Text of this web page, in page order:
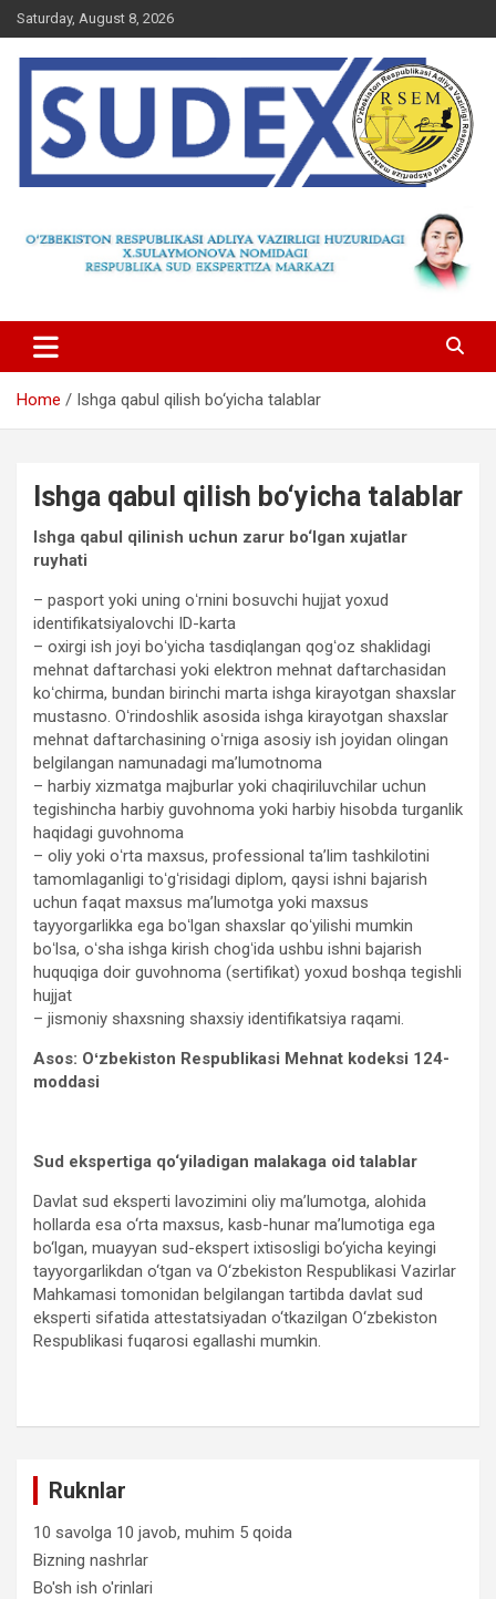
Skip
to
content
Saturday, August 8, 2026
Home Ishga qabul qilish bo‘yicha talablar
Ishga qabul qilish bo‘yicha talablar
Ishga qabul qilinish uchun zarur bo‘lgan xujatlar
ruyhati
– pasport yoki uning oʻrnini bosuvchi hujjat yoxud
identifikatsiyalovchi ID-karta
– oxirgi ish joyi boʻyicha tasdiqlangan qogʻoz shaklidagi
mehnat daftarchasi yoki elektron mehnat daftarchasidan
koʻchirma, bundan birinchi marta ishga kirayotgan shaxslar
mustasno. Oʻrindoshlik asosida ishga kirayotgan shaxslar
mehnat daftarchasining oʻrniga asosiy ish joyidan olingan
belgilangan namunadagi maʼlumotnoma
– harbiy xizmatga majburlar yoki chaqiriluvchilar uchun
tegishincha harbiy guvohnoma yoki harbiy hisobda turganlik
haqidagi guvohnoma
– oliy yoki oʻrta maxsus, professional taʼlim tashkilotini
tamomlaganligi toʻgʻrisidagi diplom, qaysi ishni bajarish
uchun faqat maxsus maʼlumotga yoki maxsus
tayyorgarlikka ega boʻlgan shaxslar qoʻyilishi mumkin
boʻlsa, oʻsha ishga kirish chogʻida ushbu ishni bajarish
huquqiga doir guvohnoma (sertifikat) yoxud boshqa tegishli
hujjat
– jismoniy shaxsning shaxsiy identifikatsiya raqami.
Asos: Oʻzbekiston Respublikasi Mehnat kodeksi 124-
moddasi
Sud ekspertiga qo‘yiladigan malakaga oid talablar
Davlat sud eksperti lavozimini oliy ma’lumotga, alohida
hollarda esa o‘rta maxsus, kasb-hunar ma’lumotiga ega
bo‘lgan, muayyan sud-ekspert ixtisosligi bo‘yicha keyingi
tayyorgarlikdan o‘tgan va O‘zbekiston Respublikasi Vazirlar
Mahkamasi tomonidan belgilangan tartibda davlat sud
eksperti sifatida attestatsiyadan o‘tkazilgan O‘zbekiston
Respublikasi fuqarosi egallashi mumkin.
Ruknlar
10 savolga 10 javob, muhim 5 qoida
Bizning nashrlar
Bo'sh ish o'rinlari